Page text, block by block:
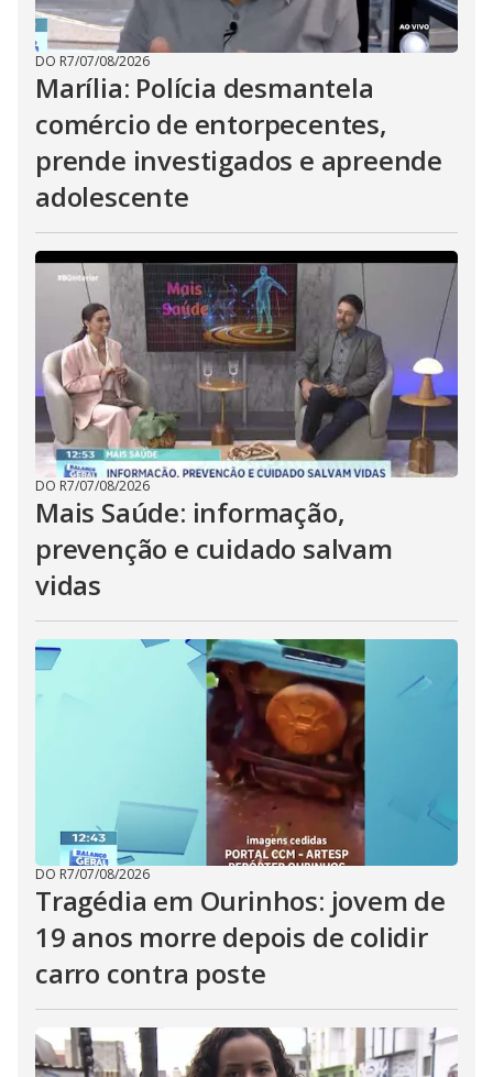
DO R7/07/08/2026
Marília: Polícia desmantela
comércio de entorpecentes,
prende investigados e apreende
adolescente
DO R7/07/08/2026
Mais Saúde: informação,
prevenção e cuidado salvam
vidas
DO R7/07/08/2026
Tragédia em Ourinhos: jovem de
19 anos morre depois de colidir
carro contra poste